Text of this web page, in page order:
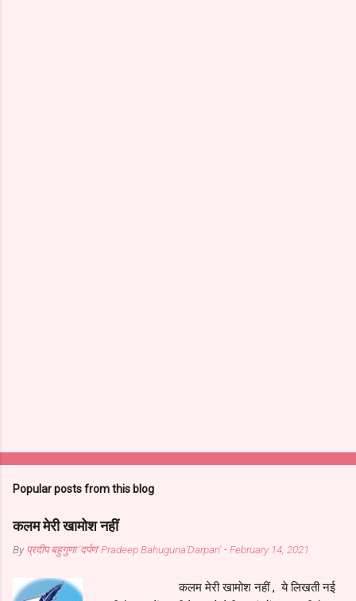
Popular posts from this blog
कलम मेरी खामोश नहीं
Byप्रदीप बहुगुणा 'दर्पण' Pradeep Bahuguna'Darpan' -February 14, 2021
कलम मेरी खामोश नहीं , ये लिखती नई